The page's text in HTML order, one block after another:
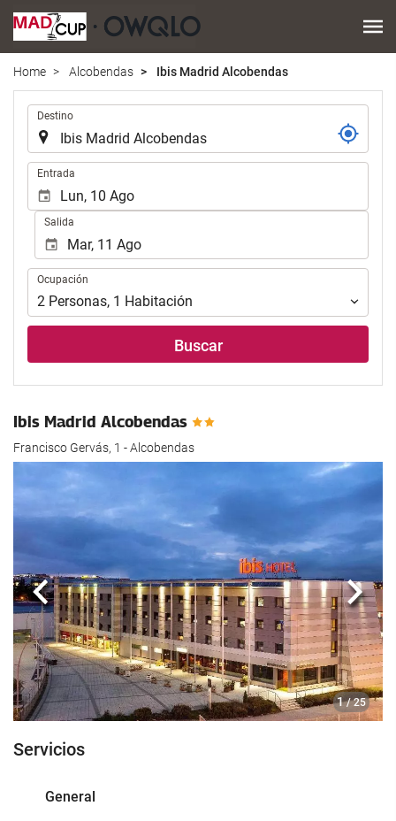
Home Alcobendas Ibis Madrid Alcobendas
Introduzca
lugar
de
destino
en
que
realizar
búsqueda
de
Destino
Introduzca
las
fechas
inicio
fin
para
realizar
Entrada
Salida
Ocupación
Ocupación
2 Personas, 1 Habitación
Buscar
Ibis Madrid Alcobendas
Francisco Gervás, 1 - Alcobendas
1 / 25
Anterior
Servicios
General